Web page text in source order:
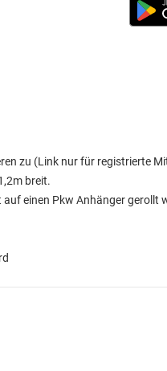
zu (Link nur für registrierte
breit.
einen Pkw Anhänger gerollt